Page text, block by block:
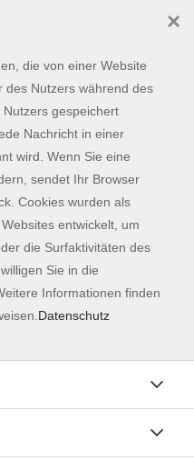
werden.
Kontaktformular
Impressum
AGB
Datenschutzerklärung
die von einer Website
des Nutzers während des
gespeichert
Nachricht in einer
wird. Wenn Sie eine
sendet Ihr Browser
Cookies wurden als
entwickelt, um
die Surfaktivitäten des
Sie in die
Informationen finden
Datenschutz
×